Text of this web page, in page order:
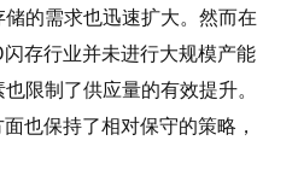
的需求也迅速扩大。然而在
存行业并未进行大规模产能
限制了供应量的有效提升。
也保持了相对保守的策略，